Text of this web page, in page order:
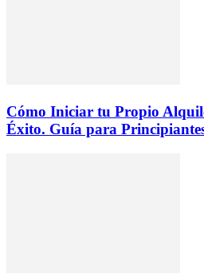
Cómo Iniciar tu Propio
Éxito. Guía para